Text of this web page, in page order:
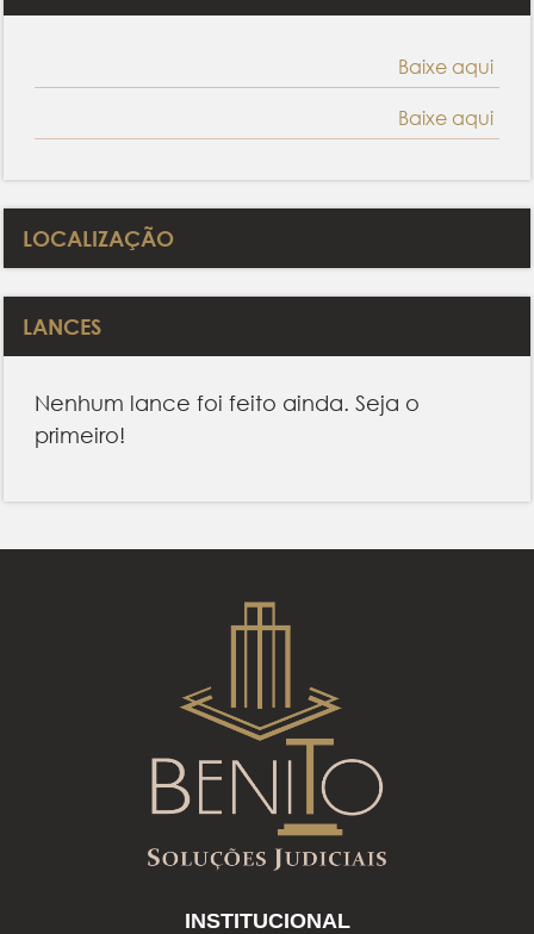
Baixe aqui
Baixe aqui
LOCALIZAÇÃO
LANCES
Nenhum lance foi feito ainda. Seja o
primeiro!
INSTITUCIONAL